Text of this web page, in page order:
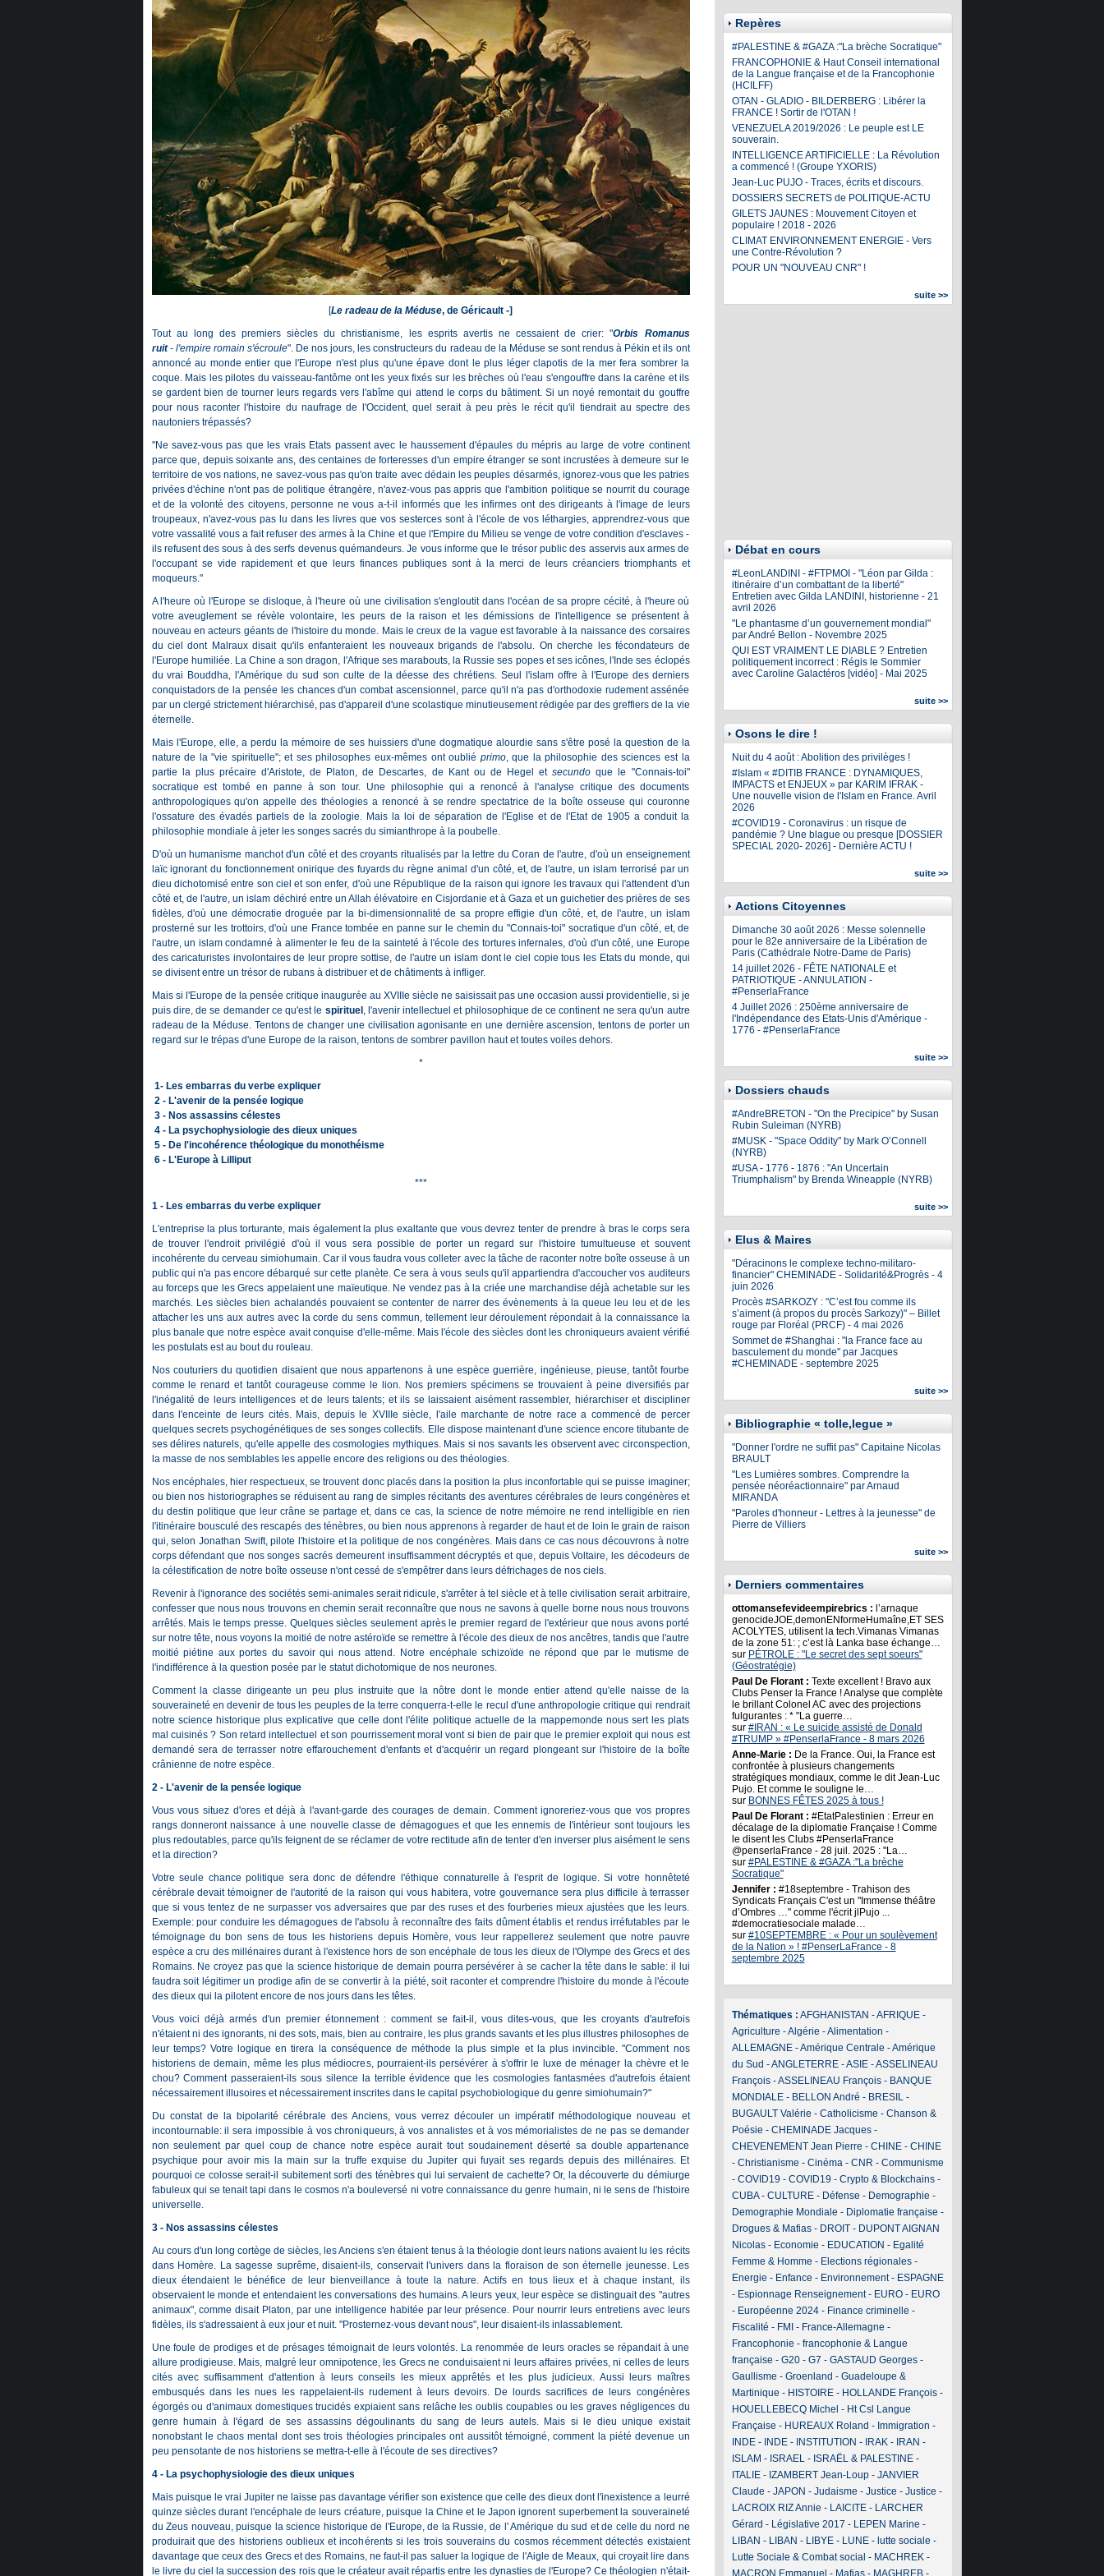
[Le radeau de la Méduse, de Géricault -]
Tout au long des premiers siècles du christianisme, les esprits avertis ne cessaient de crier: "Orbis Romanus
ruit - l'empire romain s'écroule". De nos jours, les constructeurs du radeau de la Méduse se sont rendus à Pékin et ils ont
annoncé au monde entier que l'Europe n'est plus qu'une épave dont le plus léger clapotis de la mer fera sombrer la
coque. Mais les pilotes du vaisseau-fantôme ont les yeux fixés sur les brèches où l'eau s'engouffre dans la carène et ils
se gardent bien de tourner leurs regards vers l'abîme qui attend le corps du bâtiment. Si un noyé remontait du gouffre
pour nous raconter l'histoire du naufrage de l'Occident, quel serait à peu près le récit qu'il tiendrait au spectre des
nautoniers trépassés?
"Ne savez-vous pas que les vrais Etats passent avec le haussement d'épaules du mépris au large de votre continent
parce que, depuis soixante ans, des centaines de forteresses d'un empire étranger se sont incrustées à demeure sur le
territoire de vos nations, ne savez-vous pas qu'on traite avec dédain les peuples désarmés, ignorez-vous que les patries
privées d'échine n'ont pas de politique étrangère, n'avez-vous pas appris que l'ambition politique se nourrit du courage
et de la volonté des citoyens, personne ne vous a-t-il informés que les infirmes ont des dirigeants à l'image de leurs
troupeaux, n'avez-vous pas lu dans les livres que vos sesterces sont à l'école de vos léthargies, apprendrez-vous que
votre vassalité vous a fait refuser des armes à la Chine et que l'Empire du Milieu se venge de votre condition d'esclaves -
ils refusent des sous à des serfs devenus quémandeurs. Je vous informe que le trésor public des asservis aux armes de
l'occupant se vide rapidement et que leurs finances publiques sont à la merci de leurs créanciers triomphants et
moqueurs."
A l'heure où l'Europe se disloque, à l'heure où une civilisation s'engloutit dans l'océan de sa propre cécité, à l'heure où
votre aveuglement se révèle volontaire, les peurs de la raison et les démissions de l'intelligence se présentent à
nouveau en acteurs géants de l'histoire du monde. Mais le creux de la vague est favorable à la naissance des corsaires
du ciel dont Malraux disait qu'ils enfanteraient les nouveaux brigands de l'absolu. On cherche les fécondateurs de
l'Europe humiliée. La Chine a son dragon, l'Afrique ses marabouts, la Russie ses popes et ses icônes, l'Inde ses éclopés
du vrai Bouddha, l'Amérique du sud son culte de la déesse des chrétiens. Seul l'islam offre à l'Europe des derniers
conquistadors de la pensée les chances d'un combat ascensionnel, parce qu'il n'a pas d'orthodoxie rudement assénée
par un clergé strictement hiérarchisé, pas d'appareil d'une scolastique minutieusement rédigée par des greffiers de la vie
éternelle.
Mais l'Europe, elle, a perdu la mémoire de ses huissiers d'une dogmatique alourdie sans s'être posé la question de la
nature de la "vie spirituelle"; et ses philosophes eux-mêmes ont oublié primo, que la philosophie des sciences est la
partie la plus précaire d'Aristote, de Platon, de Descartes, de Kant ou de Hegel et secundo que le "Connais-toi"
socratique est tombé en panne à son tour. Une philosophie qui a renoncé à l'analyse critique des documents
anthropologiques qu'on appelle des théologies a renoncé à se rendre spectatrice de la boîte osseuse qui couronne
l'ossature des évadés partiels de la zoologie. Mais la loi de séparation de l'Eglise et de l'Etat de 1905 a conduit la
philosophie mondiale à jeter les songes sacrés du simianthrope à la poubelle.
D'où un humanisme manchot d'un côté et des croyants ritualisés par la lettre du Coran de l'autre, d'où un enseignement
laïc ignorant du fonctionnement onirique des fuyards du règne animal d'un côté, et, de l'autre, un islam terrorisé par un
dieu dichotomisé entre son ciel et son enfer, d'où une République de la raison qui ignore les travaux qui l'attendent d'un
côté et, de l'autre, un islam déchiré entre un Allah élévatoire en Cisjordanie et à Gaza et un guichetier des prières de ses
fidèles, d'où une démocratie droguée par la bi-dimensionnalité de sa propre effigie d'un côté, et, de l'autre, un islam
prosterné sur les trottoirs, d'où une France tombée en panne sur le chemin du "Connais-toi" socratique d'un côté, et, de
l'autre, un islam condamné à alimenter le feu de la sainteté à l'école des tortures infernales, d'où d'un côté, une Europe
des caricaturistes involontaires de leur propre sottise, de l'autre un islam dont le ciel copie tous les Etats du monde, qui
se divisent entre un trésor de rubans à distribuer et de châtiments à infliger.
Mais si l'Europe de la pensée critique inaugurée au XVIIIe siècle ne saisissait pas une occasion aussi providentielle, si je
puis dire, de se demander ce qu'est le spirituel , l'avenir intellectuel et philosophique de ce continent ne sera qu'un autre
radeau de la Méduse. Tentons de changer une civilisation agonisante en une dernière ascension, tentons de porter un
regard sur le trépas d'une Europe de la raison, tentons de sombrer pavillon haut et toutes voiles dehors.
*
1- Les embarras du verbe expliquer
2 - L'avenir de la pensée logique
3 - Nos assassins célestes
4 - La psychophysiologie des dieux uniques
5 - De l'incohérence théologique du monothéisme
6 - L'Europe à Lilliput
***
1 - Les embarras du verbe expliquer
L'entreprise la plus torturante, mais également la plus exaltante que vous devrez tenter de prendre à bras le corps sera
de trouver l'endroit privilégié d'où il vous sera possible de porter un regard sur l'histoire tumultueuse et souvent
incohérente du cerveau simiohumain. Car il vous faudra vous colleter avec la tâche de raconter notre boîte osseuse à un
public qui n'a pas encore débarqué sur cette planète. Ce sera à vous seuls qu'il appartiendra d'accoucher vos auditeurs
au forceps que les Grecs appelaient une maïeutique. Ne vendez pas à la criée une marchandise déjà achetable sur les
marchés. Les siècles bien achalandés pouvaient se contenter de narrer des évènements à la queue leu leu et de les
attacher les uns aux autres avec la corde du sens commun, tellement leur déroulement répondait à la connaissance la
plus banale que notre espèce avait conquise d'elle-même. Mais l'école des siècles dont les chroniqueurs avaient vérifié
les postulats est au bout du rouleau.
Nos couturiers du quotidien disaient que nous appartenons à une espèce guerrière, ingénieuse, pieuse, tantôt fourbe
comme le renard et tantôt courageuse comme le lion. Nos premiers spécimens se trouvaient à peine diversifiés par
l'inégalité de leurs intelligences et de leurs talents; et ils se laissaient aisément rassembler, hiérarchiser et discipliner
dans l'enceinte de leurs cités. Mais, depuis le XVIIIe siècle, l'aile marchante de notre race a commencé de percer
quelques secrets psychogénétiques de ses songes collectifs. Elle dispose maintenant d'une science encore titubante de
ses délires naturels, qu'elle appelle des cosmologies mythiques. Mais si nos savants les observent avec circonspection,
la masse de nos semblables les appelle encore des religions ou des théologies.
Nos encéphales, hier respectueux, se trouvent donc placés dans la position la plus inconfortable qui se puisse imaginer;
ou bien nos historiographes se réduisent au rang de simples récitants des aventures cérébrales de leurs congénères et
du destin politique que leur crâne se partage et, dans ce cas, la science de notre mémoire ne rend intelligible en rien
l'itinéraire bousculé des rescapés des ténèbres, ou bien nous apprenons à regarder de haut et de loin le grain de raison
qui, selon Jonathan Swift, pilote l'histoire et la politique de nos congénères. Mais dans ce cas nous découvrons à notre
corps défendant que nos songes sacrés demeurent insuffisamment décryptés et que, depuis Voltaire, les décodeurs de
la célestification de notre boîte osseuse n'ont cessé de s'empêtrer dans leurs défrichages de nos ciels.
Revenir à l'ignorance des sociétés semi-animales serait ridicule, s'arrêter à tel siècle et à telle civilisation serait arbitraire,
confesser que nous nous trouvons en chemin serait reconnaître que nous ne savons à quelle borne nous nous trouvons
arrêtés. Mais le temps presse. Quelques siècles seulement après le premier regard de l'extérieur que nous avons porté
sur notre tête, nous voyons la moitié de notre astéroïde se remettre à l'école des dieux de nos ancêtres, tandis que l'autre
moitié piétine aux portes du savoir qui nous attend. Notre encéphale schizoïde ne répond que par le mutisme de
l'indifférence à la question posée par le statut dichotomique de nos neurones.
Comment la classe dirigeante un peu plus instruite que la nôtre dont le monde entier attend qu'elle naisse de la
souveraineté en devenir de tous les peuples de la terre conquerra-t-elle le recul d'une anthropologie critique qui rendrait
notre science historique plus explicative que celle dont l'élite politique actuelle de la mappemonde nous sert les plats
mal cuisinés ? Son retard intellectuel et son pourrissement moral vont si bien de pair que le premier exploit qui nous est
demandé sera de terrasser notre effarouchement d'enfants et d'acquérir un regard plongeant sur l'histoire de la boîte
crânienne de notre espèce.
2 - L'avenir de la pensée logique
Vous vous situez d'ores et déjà à l'avant-garde des courages de demain. Comment ignoreriez-vous que vos propres
rangs donneront naissance à une nouvelle classe de démagogues et que les ennemis de l'intérieur sont toujours les
plus redoutables, parce qu'ils feignent de se réclamer de votre rectitude afin de tenter d'en inverser plus aisément le sens
et la direction?
Votre seule chance politique sera donc de défendre l'éthique connaturelle à l'esprit de logique. Si votre honnêteté
cérébrale devait témoigner de l'autorité de la raison qui vous habitera, votre gouvernance sera plus difficile à terrasser
que si vous tentez de ne surpasser vos adversaires que par des ruses et des fourberies mieux ajustées que les leurs.
Exemple: pour conduire les démagogues de l'absolu à reconnaître des faits dûment établis et rendus irréfutables par le
témoignage du bon sens de tous les historiens depuis Homère, vous leur rappellerez seulement que notre pauvre
espèce a cru des millénaires durant à l'existence hors de son encéphale de tous les dieux de l'Olympe des Grecs et des
Romains. Ne croyez pas que la science historique de demain pourra persévérer à se cacher la tête dans le sable: il lui
faudra soit légitimer un prodige afin de se convertir à la piété, soit raconter et comprendre l'histoire du monde à l'écoute
des dieux qui la pilotent encore de nos jours dans les têtes.
Vous voici déjà armés d'un premier étonnement : comment se fait-il, vous dites-vous, que les croyants d'autrefois
n'étaient ni des ignorants, ni des sots, mais, bien au contraire, les plus grands savants et les plus illustres philosophes de
leur temps? Votre logique en tirera la conséquence de méthode la plus simple et la plus invincible. "Comment nos
historiens de demain, même les plus médiocres, pourraient-ils persévérer à s'offrir le luxe de ménager la chèvre et le
chou? Comment passeraient-ils sous silence la terrible évidence que les cosmologies fantasmées d'autrefois étaient
nécessairement illusoires et nécessairement inscrites dans le capital psychobiologique du genre simiohumain?"
Du constat de la bipolarité cérébrale des Anciens, vous verrez découler un impératif méthodologique nouveau et
incontournable: il sera impossible à vos chroniqueurs, à vos annalistes et à vos mémorialistes de ne pas se demander
non seulement par quel coup de chance notre espèce aurait tout soudainement déserté sa double appartenance
psychique pour avoir mis la main sur la truffe exquise du Jupiter qui fuyait ses regards depuis des millénaires. Et
pourquoi ce colosse serait-il subitement sorti des ténèbres qui lui servaient de cachette? Or, la découverte du démiurge
fabuleux qui se tenait tapi dans le cosmos n'a bouleversé ni votre connaissance du genre humain, ni le sens de l'histoire
universelle.
3 - Nos assassins célestes
Au cours d'un long cortège de siècles, les Anciens s'en étaient tenus à la théologie dont leurs nations avaient lu les récits
dans Homère. La sagesse suprême, disaient-ils, conservait l'univers dans la floraison de son éternelle jeunesse. Les
dieux étendaient le bénéfice de leur bienveillance à toute la nature. Actifs en tous lieux et à chaque instant, ils
observaient le monde et entendaient les conversations des humains. A leurs yeux, leur espèce se distinguait des "autres
animaux", comme disait Platon, par une intelligence habitée par leur présence. Pour nourrir leurs entretiens avec leurs
fidèles, ils s'adressaient à eux jour et nuit. "Prosternez-vous devant nous", leur disaient-ils inlassablement.
Une foule de prodiges et de présages témoignait de leurs volontés. La renommée de leurs oracles se répandait à une
allure prodigieuse. Mais, malgré leur omnipotence, les Grecs ne conduisaient ni leurs affaires privées, ni celles de leurs
cités avec suffisamment d'attention à leurs conseils les mieux apprêtés et les plus judicieux. Aussi leurs maîtres
embusqués dans les nues les rappelaient-ils rudement à leurs devoirs. De lourds sacrifices de leurs congénères
égorgés ou d'animaux domestiques trucidés expiaient sans relâche les oublis coupables ou les graves négligences du
genre humain à l'égard de ses assassins dégoulinants du sang de leurs autels. Mais si le dieu unique existait
nonobstant le chaos mental dont ses trois théologies principales ont aussitôt témoigné, comment la piété devenue un
peu pensotante de nos historiens se mettra-t-elle à l'écoute de ses directives?
4 - La psychophysiologie des dieux uniques
Mais puisque le vrai Jupiter ne laisse pas davantage vérifier son existence que celle des dieux dont l'inexistence a leurré
quinze siècles durant l'encéphale de leurs créature, puisque la Chine et le Japon ignorent superbement la souveraineté
du Zeus nouveau, puisque la science historique de l'Europe, de la Russie, de l' Amérique du sud et de celle du nord ne
produirait que des historiens oublieux et incohérents si les trois souverains du cosmos récemment détectés existaient
davantage que ceux des Grecs et des Romains, ne faut-il pas saluer la logique de l'Aigle de Meaux, qui croyait lire dans
le livre du ciel la succession des rois que le créateur avait répartis entre les dynasties de l'Europe? Ce théologien n'était-
Repères
#PALESTINE & #GAZA :"La brèche Socratique"
FRANCOPHONIE & Haut Conseil international
de la Langue française et de la Francophonie
(HCILFF)
OTAN - GLADIO - BILDERBERG : Libérer la
FRANCE ! Sortir de l'OTAN !
VENEZUELA 2019/2026 : Le peuple est LE
souverain.
INTELLIGENCE ARTIFICIELLE : La Révolution
a commencé ! (Groupe YXORIS)
Jean-Luc PUJO - Traces, écrits et discours.
DOSSIERS SECRETS de POLITIQUE-ACTU
GILETS JAUNES : Mouvement Citoyen et
populaire ! 2018 - 2026
CLIMAT ENVIRONNEMENT ENERGIE - Vers
une Contre-Révolution ?
POUR UN "NOUVEAU CNR" !
suite >>
Débat en cours
#LeonLANDINI - #FTPMOI - "Léon par Gilda :
itinéraire d’un combattant de la liberté"
Entretien avec Gilda LANDINI, historienne - 21
avril 2026
"Le phantasme d’un gouvernement mondial"
par André Bellon - Novembre 2025
QUI EST VRAIMENT LE DIABLE ? Entretien
politiquement incorrect : Régis le Sommier
avec Caroline Galactéros [vidéo] - Mai 2025
suite >>
Osons le dire !
Nuit du 4 août : Abolition des privilèges !
#Islam « #DITIB FRANCE : DYNAMIQUES,
IMPACTS et ENJEUX » par KARIM IFRAK -
Une nouvelle vision de l'Islam en France. Avril
2026
#COVID19 - Coronavirus : un risque de
pandémie ? Une blague ou presque [DOSSIER
SPECIAL 2020- 2026] - Dernière ACTU !
suite >>
Actions Citoyennes
Dimanche 30 août 2026 : Messe solennelle
pour le 82e anniversaire de la Libération de
Paris (Cathédrale Notre-Dame de Paris)
14 juillet 2026 - FÊTE NATIONALE et
PATRIOTIQUE - ANNULATION -
#PenserlaFrance
4 Juillet 2026 : 250ème anniversaire de
l'Indépendance des Etats-Unis d'Amérique -
1776 - #PenserlaFrance
suite >>
Dossiers chauds
#AndreBRETON - "On the Precipice" by Susan
Rubin Suleiman (NYRB)
#MUSK - "Space Oddity" by Mark O’Connell
(NYRB)
#USA - 1776 - 1876 : "An Uncertain
Triumphalism" by Brenda Wineapple (NYRB)
suite >>
Elus & Maires
"Déracinons le complexe techno-militaro-
financier" CHEMINADE - Solidarité&Progrès - 4
juin 2026
Procès #SARKOZY : "C’est fou comme ils
s’aiment (à propos du procès Sarkozy)" – Billet
rouge par Floréal (PRCF) - 4 mai 2026
Sommet de #Shanghai : "la France face au
basculement du monde" par Jacques
#CHEMINADE - septembre 2025
suite >>
Bibliographie « tolle,legue »
"Donner l'ordre ne suffit pas" Capitaine Nicolas
BRAULT
"Les Lumières sombres. Comprendre la
pensée néoréactionnaire" par Arnaud
MIRANDA
"Paroles d'honneur - Lettres à la jeunesse" de
Pierre de Villiers
suite >>
Derniers commentaires
ottomansefevideempirebrics : l’arnaque
genocideJOE,demonENformeHumaîne,ET SES
ACOLYTES, utilisent la tech.Vimanas Vimanas
de la zone 51: ; c’est là Lanka base échange…
sur PÉTROLE : "Le secret des sept soeurs"
(Géostratégie)
Paul De Florant : Texte excellent ! Bravo aux
Clubs Penser la France ! Analyse que complète
le brillant Colonel AC avec des projections
fulgurantes : * "La guerre…
sur #IRAN : « Le suicide assisté de Donald
#TRUMP » #PenserlaFrance - 8 mars 2026
Anne-Marie : De la France. Oui, la France est
confrontée à plusieurs changements
stratégiques mondiaux, comme le dit Jean-Luc
Pujo. Et comme le souligne le…
sur BONNES FÊTES 2025 à tous !
Paul De Florant : #EtatPalestinien : Erreur en
décalage de la diplomatie Française ! Comme
le disent les Clubs #PenserlaFrance
@penserlaFrance - 28 juil. 2025 : "La…
sur #PALESTINE & #GAZA :"La brèche
Socratique"
Jennifer : #18septembre - Trahison des
Syndicats Français C'est un "Immense théâtre
d’Ombres …" comme l'écrit jlPujo ...
#democratiesociale malade…
sur #10SEPTEMBRE : « Pour un soulèvement
de la Nation » ! #PenserLaFrance - 8
septembre 2025
Thématiques : AFGHANISTAN -AFRIQUE-
Agriculture -Algérie -Alimentation -
ALLEMAGNE-Amérique Centrale -Amérique
du Sud -ANGLETERRE-ASIE-ASSELINEAU
François-ASSELINEAU François- BANQUE
MONDIALE- BELLON André - BRESIL-
BUGAULT Valérie - Catholicisme - Chanson &
Poésie - CHEMINADE Jacques-
CHEVENEMENT Jean Pierre - CHINE- CHINE
- Christianisme - Cinéma- CNR - Communisme
- COVID19 - COVID19 - Crypto & Blockchains-
CUBA- CULTURE- Défense - Demographie -
Demographie Mondiale - Diplomatie française -
Drogues & Mafias- DROIT- DUPONT AIGNAN
Nicolas- Economie - EDUCATION - Egalité
Femme & Homme - Elections régionales-
Energie - Enfance - Environnement- ESPAGNE
- Espionnage Renseignement- EURO- EURO
- Européenne 2024- Finance criminelle -
Fiscalité - FMI - France-Allemagne -
Francophonie - francophonie & Langue
française - G20- G7 - GASTAUD Georges-
Gaullisme - Groenland - Guadeloupe &
Martinique - HISTOIRE- HOLLANDE François-
HOUELLEBECQ Michel - Ht Csl Langue
Française - HUREAUX Roland - Immigration -
INDE- INDE- INSTITUTION - IRAK- IRAN -
ISLAM - ISRAEL- ISRAËL & PALESTINE-
ITALIE- IZAMBERT Jean-Loup- JANVIER
Claude - JAPON - Judaisme - Justice - Justice -
LACROIX RIZ Annie - LAICITE- LARCHER
Gérard - Législative 2017 - LEPEN Marine -
LIBAN - LIBAN - LIBYE- LUNE- lutte sociale -
Lutte Sociale & Combat social - MACHREK-
MACRON Emmanuel - Mafias- MAGHREB-